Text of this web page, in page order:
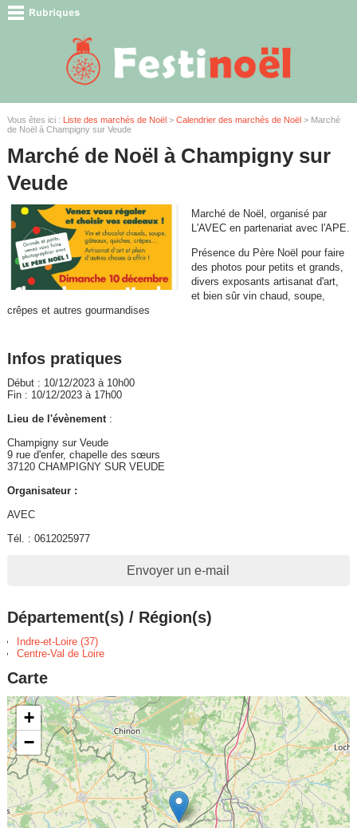
Vous êtes ici : Liste des marchés de Noël> Calendrier des marchés de Noël> Marché
de Noël à Champigny sur Veude
Marché de Noël à Champigny sur
Veude
Marché de Noël, organisé par
L'AVEC en partenariat avec l'APE.
Présence du Père Noël pour faire
des photos pour petits et grands,
divers exposants artisanat d'art,
et bien sûr vin chaud, soupe,
crêpes et autres gourmandises
Infos pratiques
Début : 10/12/2023 à 10h00
Fin : 10/12/2023 à 17h00
Lieu de l'évènement:
Champigny sur Veude
9 rue d'enfer, chapelle des sœurs
37120 CHAMPIGNY SUR VEUDE
Organisateur :
AVEC
Tél. : 0612025977
Envoyer un e-mail
Département(s) / Région(s)
Indre-et-Loire (37)
Centre-Val de Loire
Carte
+
−